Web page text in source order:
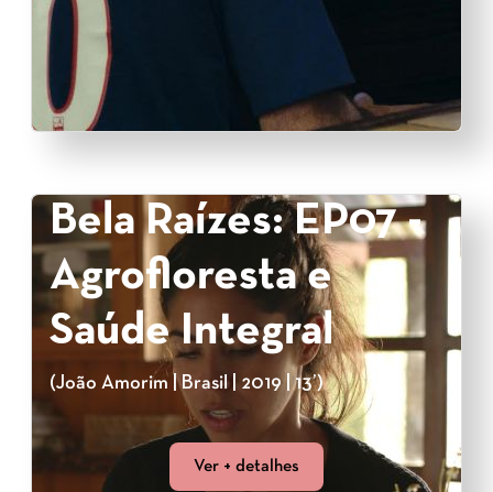
Bela Raízes: EP07 -
Agrofloresta e
Saúde Integral
(João Amorim | Brasil | 2019 | 13’)
Ver + detalhes